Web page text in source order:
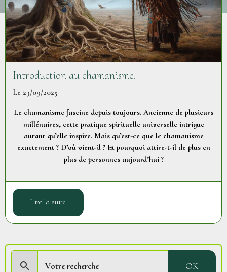
Introduction au chamanisme.
Le 23/09/2025
Le chamanisme fascine depuis toujours. Ancienne de plusieurs
millénaires, cette pratique spirituelle universelle intrigue
autant qu’elle inspire. Mais qu’est-ce que le chamanisme
exactement ? D’où vient-il ? Et pourquoi attire-t-il de plus en
plus de personnes aujourd’hui ?
Lire la suite
OK